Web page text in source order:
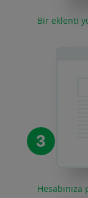
Bir eklenti
3